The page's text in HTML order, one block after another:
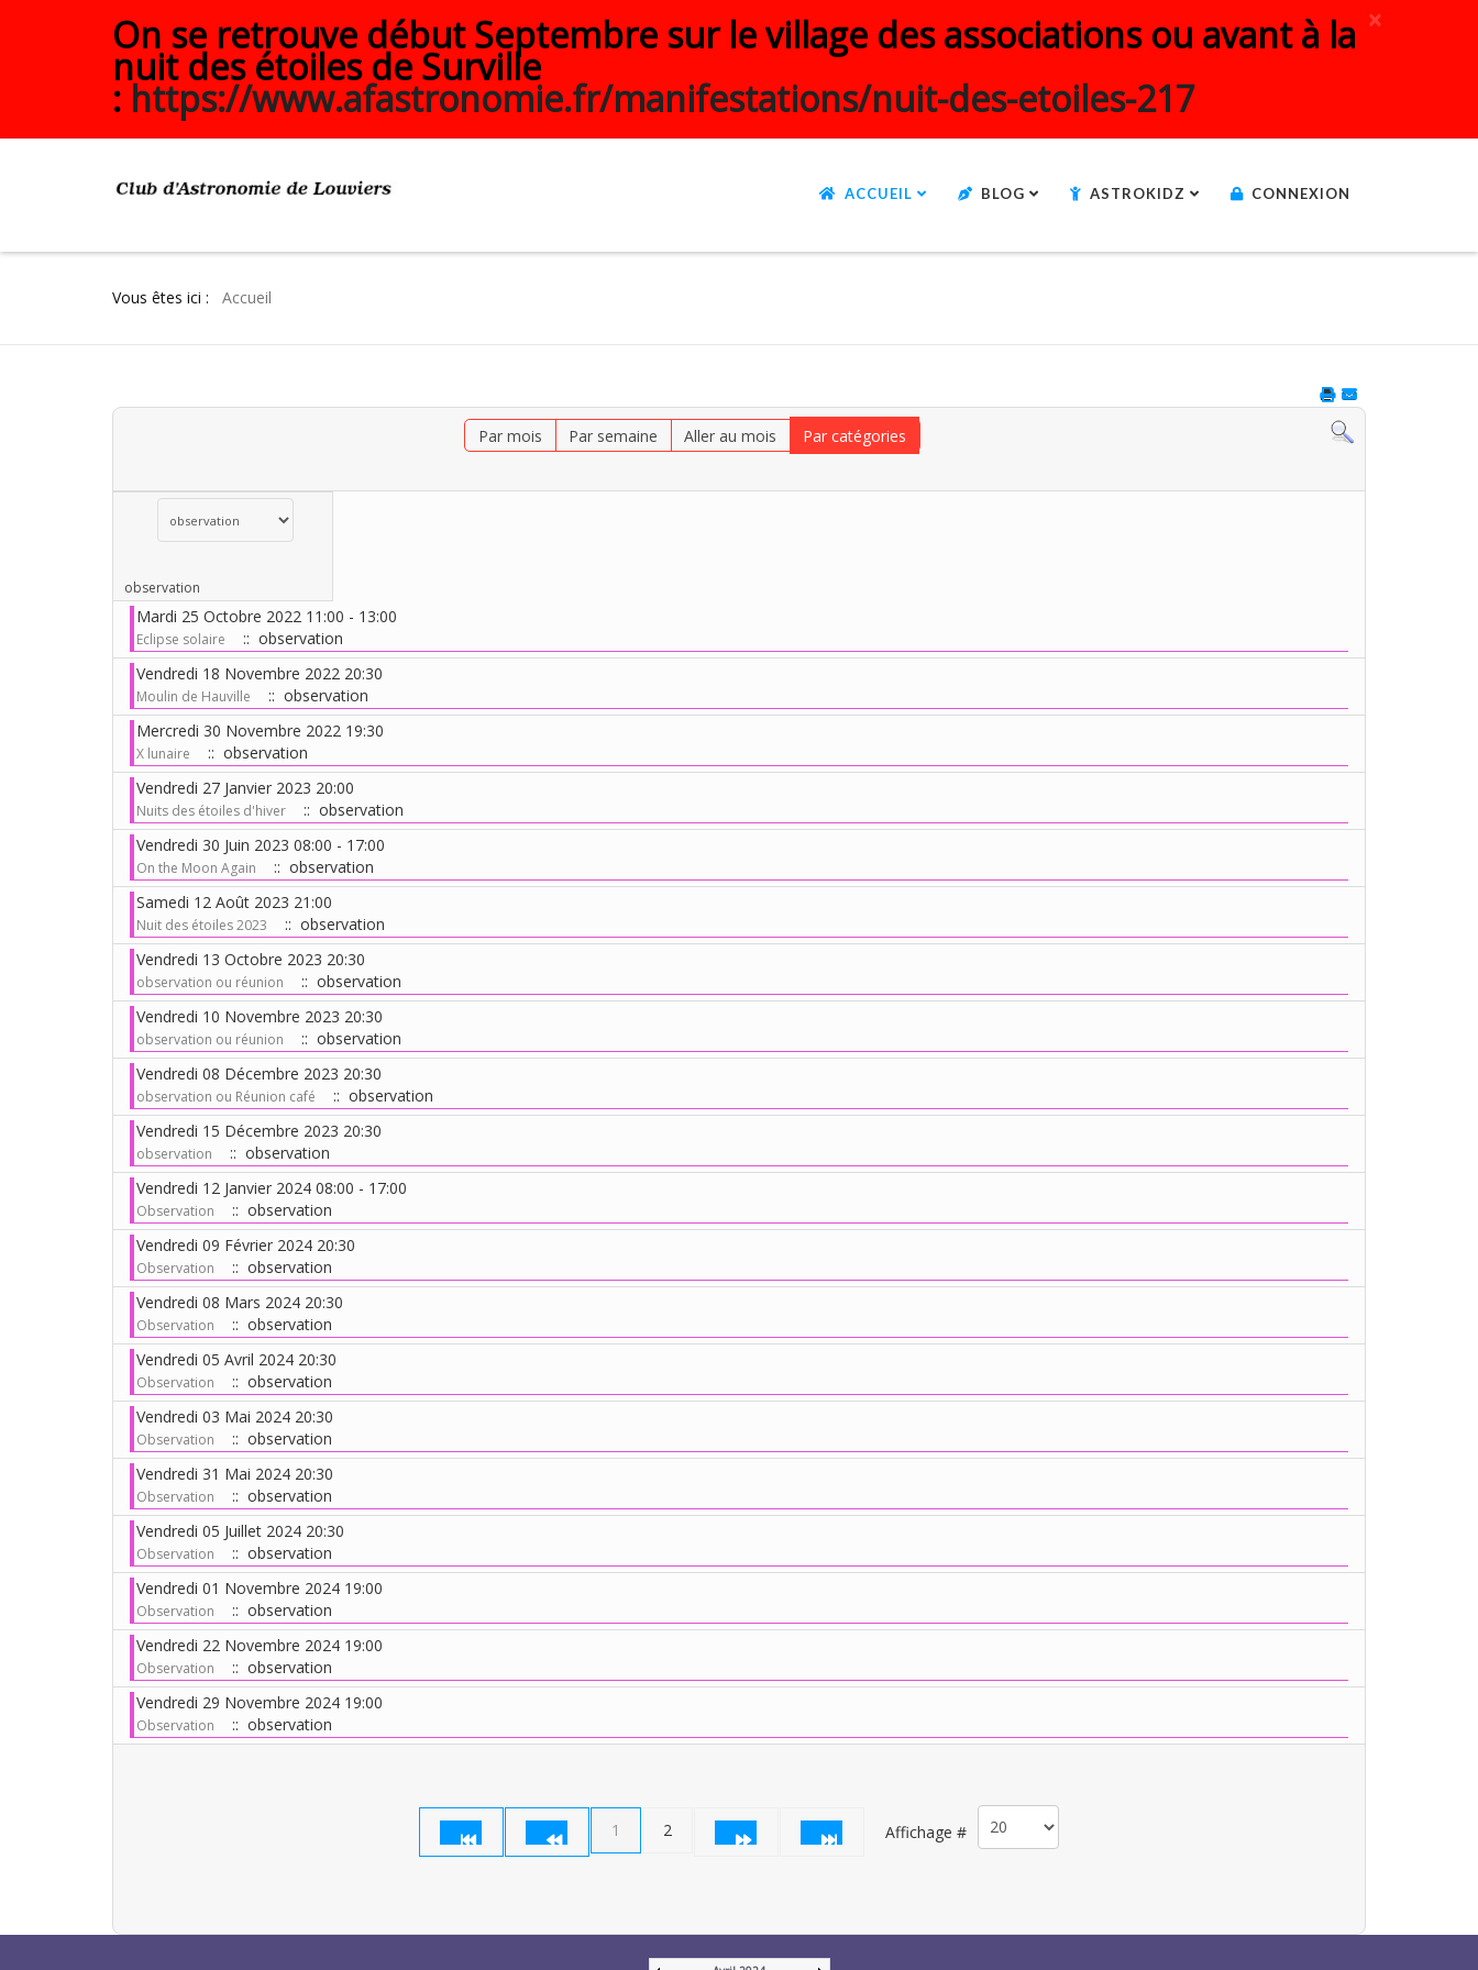
×
On se retrouve début Septembre sur le village des associations ou avant à la
nuit des étoiles de Surville
: https://www.afastronomie.fr/manifestations/nuit-des-etoiles-217
ACCUEIL BLOG ASTROKIDZ CONNEXION
Vous êtes ici : Accueil
Par mois Par semaine Aller au mois Par catégories
observation
Mardi 25 Octobre 2022 11:00 - 13:00
Eclipse solaire
:: observation
Vendredi 18 Novembre 2022 20:30
Moulin de Hauville
:: observation
Mercredi 30 Novembre 2022 19:30
X lunaire
:: observation
Vendredi 27 Janvier 2023 20:00
Nuits des étoiles d'hiver
:: observation
Vendredi 30 Juin 2023 08:00 - 17:00
On the Moon Again
:: observation
Samedi 12 Août 2023 21:00
Nuit des étoiles 2023
:: observation
Vendredi 13 Octobre 2023 20:30
observation ou réunion
:: observation
Vendredi 10 Novembre 2023 20:30
observation ou réunion
:: observation
Vendredi 08 Décembre 2023 20:30
observation ou Réunion café
:: observation
Vendredi 15 Décembre 2023 20:30
observation
:: observation
Vendredi 12 Janvier 2024 08:00 - 17:00
Observation
:: observation
Vendredi 09 Février 2024 20:30
Observation
:: observation
Vendredi 08 Mars 2024 20:30
Observation
:: observation
Vendredi 05 Avril 2024 20:30
Observation
:: observation
Vendredi 03 Mai 2024 20:30
Observation
:: observation
Vendredi 31 Mai 2024 20:30
Observation
:: observation
Vendredi 05 Juillet 2024 20:30
Observation
:: observation
Vendredi 01 Novembre 2024 19:00
Observation
:: observation
Vendredi 22 Novembre 2024 19:00
Observation
:: observation
Vendredi 29 Novembre 2024 19:00
Observation :: observation
Affichage #
1 2